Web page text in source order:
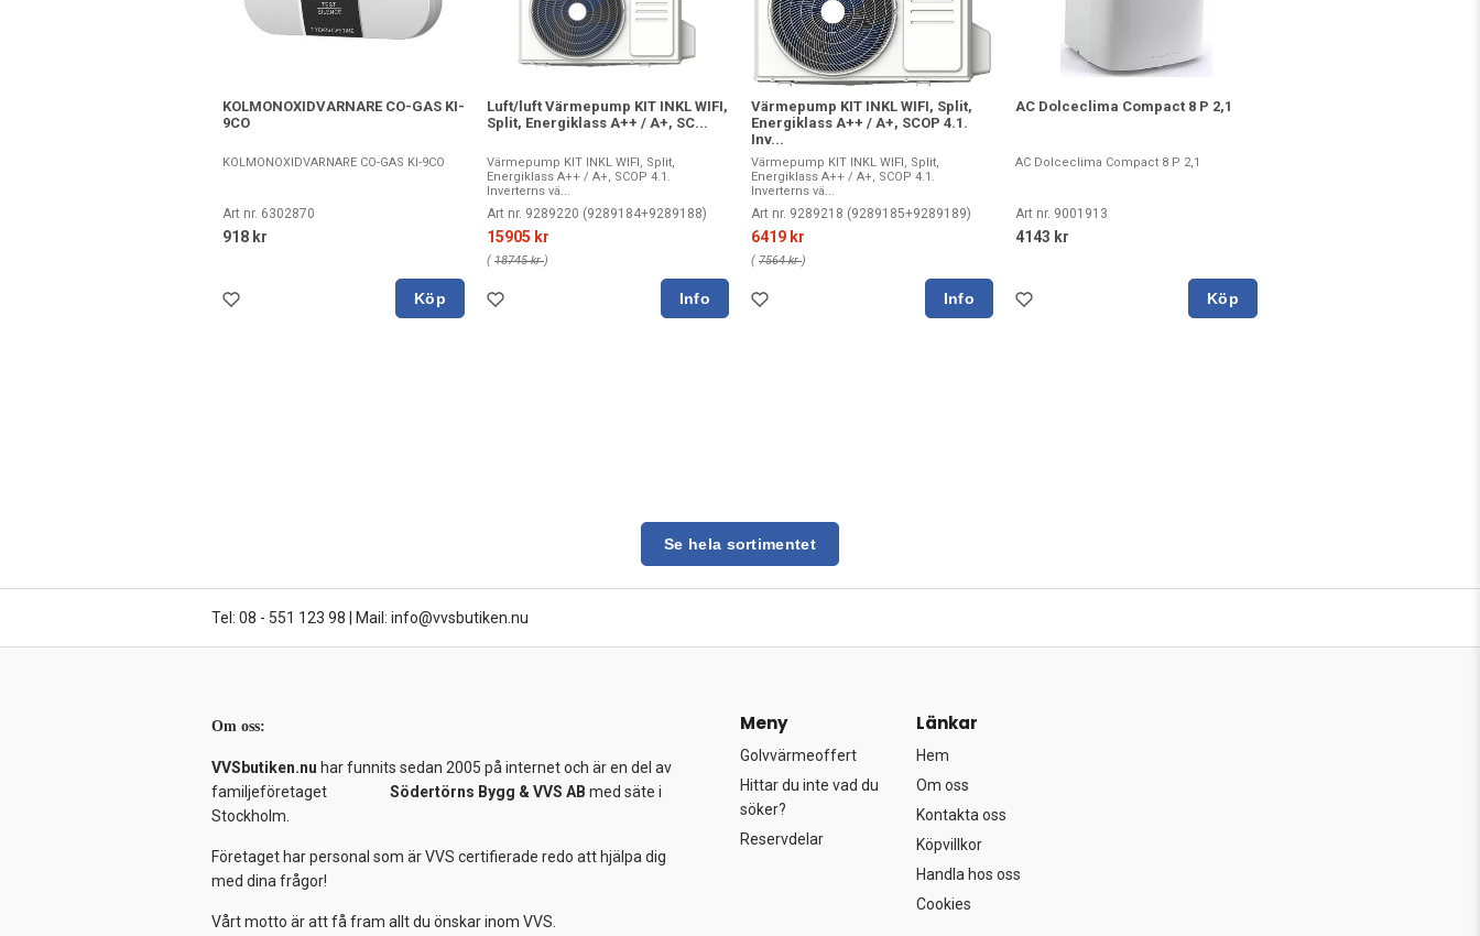
KOLMONOXIDVARNARE CO-GAS KI-
9CO
KOLMONOXIDVARNARE CO-GAS KI-9CO
Art nr. 6302870
918 kr
Köp
Luft/luft Värmepump KIT INKL WIFI,
Split, Energiklass A++ / A+, SC...
Värmepump KIT INKL WIFI, Split,
Energiklass A++ / A+, SCOP 4.1.
Inverterns vä...
Art nr. 9289220 (9289184+9289188)
15905 kr
( 18745 kr)
Värmepump KIT INKL WIFI, Split,
Energiklass A++ / A+, SCOP 4.1.
Inv...
Värmepump KIT INKL WIFI, Split,
Energiklass A++ / A+, SCOP 4.1.
Inverterns vä...
Art nr. 9289218 (9289185+9289189)
6419 kr
( 7564 kr)
AC Dolceclima Compact 8 P 2,1
AC Dolceclima Compact 8 P 2,1
Art nr. 9001913
4143 kr
Köp
Se hela sortimentet
Tel: 08 - 551 123 98 Mail: info@vvsbutiken.nu
Om oss:
VVSbutiken.nu har funnits sedan 2005 på internet och är en del av
familjeföretaget Södertörns Bygg & VVS AB med säte i
Stockholm.
Företaget har personal som är VVS certifierade redo att hjälpa dig
med dina frågor!
Vårt motto är att få fram allt du önskar inom VVS.
Meny
Golvvärmeoffert
Hittar du inte vad du
söker?
Reservdelar
Länkar
Hem
Om oss
Kontakta oss
Köpvillkor
Handla hos oss
Cookies